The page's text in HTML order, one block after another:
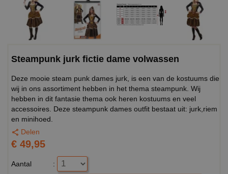
Steampunk jurk fictie dame volwassen
Deze mooie steam punk dames jurk, is een van de kostuums die
wij in ons assortiment hebben in het thema steampunk. Wij
hebben in dit fantasie thema ook heren kostuums en veel
accessoires. Deze steampunk dames outfit bestaat uit: jurk,riem
en minihoed.
Delen
€ 49,95
Aantal :